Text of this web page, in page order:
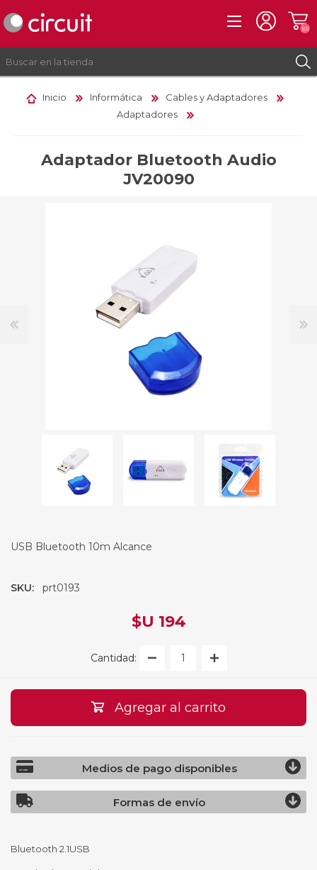
(0)
Inicio Informática
Cables y Adaptadores
Adaptadores
Adaptador Bluetooth Audio
JV20090
USB Bluetooth 10m Alcance
SKU: prt0193
$U 194
Cantidad:
Agregar al carrito
Medios de pago disponibles
Formas de envío
Bluetooth 2.1USB